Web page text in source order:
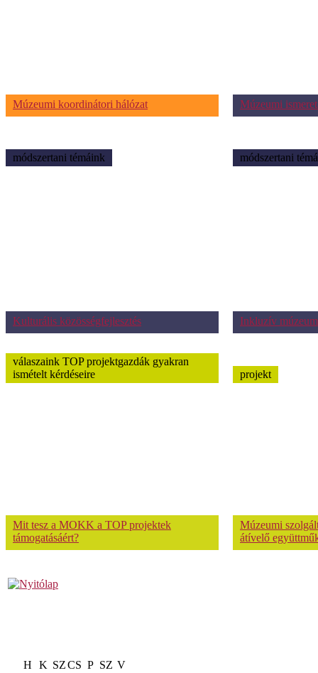
Múzeumi koordinátori hálózat Múzeumi
módszertani témáink
Kulturális közösségfejlesztés
módszertani
Inkluzív múzeum
válaszaink TOP projektgazdák gyakran
ismételt kérdéseire
Mit tesz a MOKK a TOP projektek
támogatásáért?
projekt
Múzeumi
átívelő
H K SZCS P SZ V